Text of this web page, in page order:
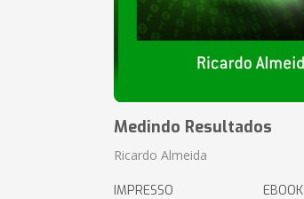
Medindo Resultados
Ricardo Almeida
IMPRESSO EBOOK